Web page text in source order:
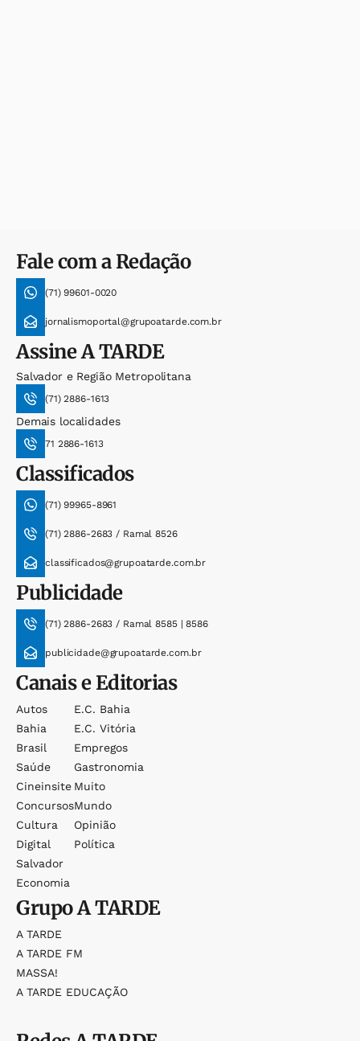
Fale com a Redação
(71) 99601-0020
jornalismoportal@grupoatarde.com.br
AssineA TARDE
Salvador e Região Metropolitana
(71) 2886-1613
Demais localidades
71 2886-1613
Classificados
(71) 99965-8961
(71) 2886-2683 / Ramal 8526
classificados@grupoatarde.com.br
Publicidade
(71) 2886-2683 / Ramal 8585 | 8586
publicidade@grupoatarde.com.br
Canais e Editorias
Autos
Bahia
Brasil
Saúde
Cineinsite
Concursos
Cultura
Digital
Salvador
Economia
E.c. Bahia
E.c. Vitória
Empregos
Gastronomia
Muito
Mundo
Opinião
Política
GrupoA TARDE
A TARDE
A TARDE FM
MASSA!
A TARDE EDUCAÇÃO